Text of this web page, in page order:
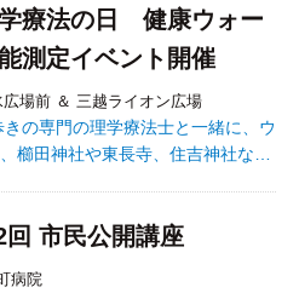
防する 久留米大学 人間健
教授 原 賢二 先生
療法の日 健康ウォー
測定イベント開催
場前 ＆ 三越ライオン広場
の専門の理学療法士と一緒に、ウ
櫛田神社や東長寺、住吉神社など
で実施致します。健康相談も随時
市民公開講座
病院